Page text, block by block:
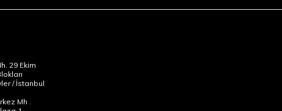
29 Ekim
/ İstanbul
Mh .